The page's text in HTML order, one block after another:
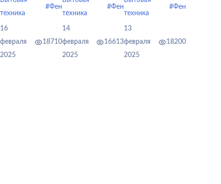
парикмахерам.
техника
#Фен
16
февраля
2025
18710
командировках
техника
#Фен
14
февраля
2025
16613
ухода, который
сохранять
здоровье
техника
#Фен
13
февраля
2025
18200